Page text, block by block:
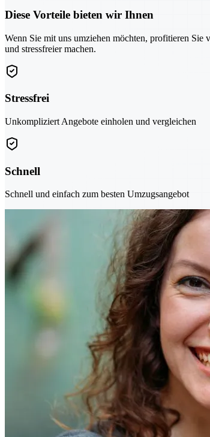
Diese Vorteile bieten wir Ihnen
Wenn Sie mit uns umziehen möchten, profitieren
und stressfreier machen.
Stressfrei
Unkompliziert Angebote einholen und vergleichen
Schnell
Schnell und einfach zum besten Umzugsangebot